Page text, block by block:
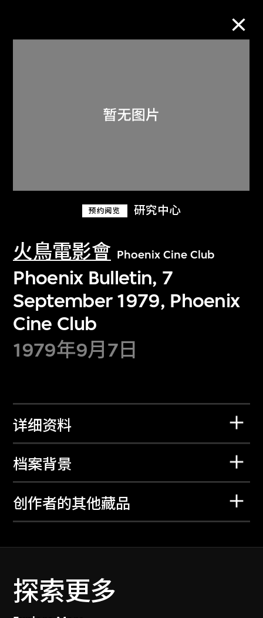
预约阅览 研究中心
火鳥電影會 Phoenix Cine Club
Phoenix Bulletin, 7
September 1979, Phoenix
Cine Club
1979年9月7日
详细资料
档案背景
创作者的其他藏品
探索更多
关于M+藏品
探索世界顶级的二十及二十一世纪视觉
文化藏品。